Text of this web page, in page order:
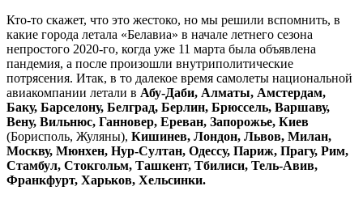
Кто-то скажет, что это жестоко, но мы решили вспомнить, в
какие города летала «Белавиа» в начале летнего сезона
непростого 2020-го, когда уже 11 марта была объявлена
пандемия, а после произошли внутриполитические
потрясения. Итак, в то далекое время самолеты национальной
авиакомпании летали в Абу-Даби, Алматы, Амстердам,
Баку, Барселону, Белград, Берлин, Брюссель, Варшаву,
Вену, Вильнюс, Ганновер, Ереван, Запорожье, Киев
(Борисполь, Жуляны), Кишинев, Лондон, Львов, Милан,
Москву, Мюнхен, Нур-Султан, Одессу, Париж, Прагу, Рим,
Стамбул, Стокгольм, Ташкент, Тбилиси, Тель-Авив,
Франкфурт, Харьков, Хельсинки.